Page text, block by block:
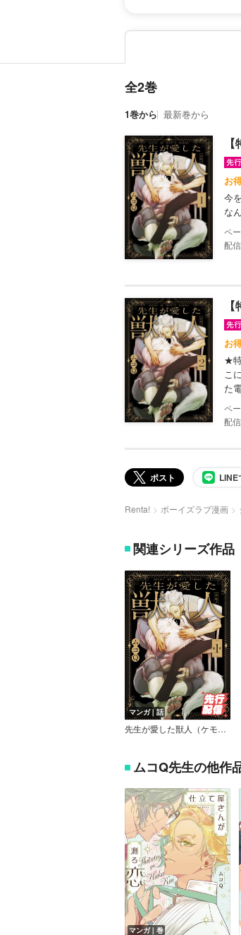
全2巻
1巻から 最新巻から
お
今
な
配
お
★
こ
た
配
ポスト LINE
Renta! ボーイズラブ漫画
関連シリーズ作品
マンガ｜話
先生が愛した獣人（ケモノ）
ムコQ先生の他作
マンガ｜巻